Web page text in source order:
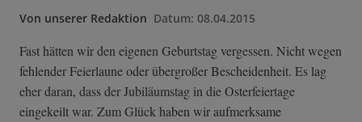
Von unserer Redaktion Datum: 08.04.2015
Fast hätten wir den eigenen Geburtstag vergessen. Nicht wegen
fehlender Feierlaune oder übergroßer Bescheidenheit. Es lag
eher daran, dass der Jubiläumstag in die Osterfeiertage
eingekeilt war. Zum Glück haben wir aufmerksame